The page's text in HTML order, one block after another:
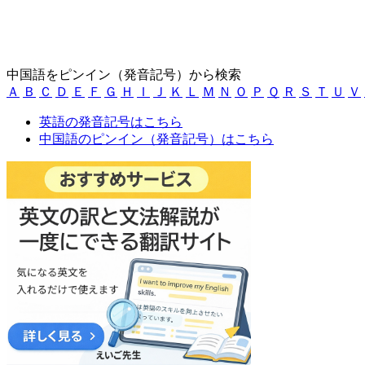
中国語をピンイン（発音記号）から検索
Ａ
Ｂ Ｃ Ｄ Ｅ Ｆ Ｇ Ｈ Ｉ Ｊ Ｋ Ｌ Ｍ Ｎ Ｏ Ｐ Ｑ Ｒ Ｓ Ｔ Ｕ Ｖ
英語の発音記号はこちら
中国語のピンイン（発音記号）はこちら